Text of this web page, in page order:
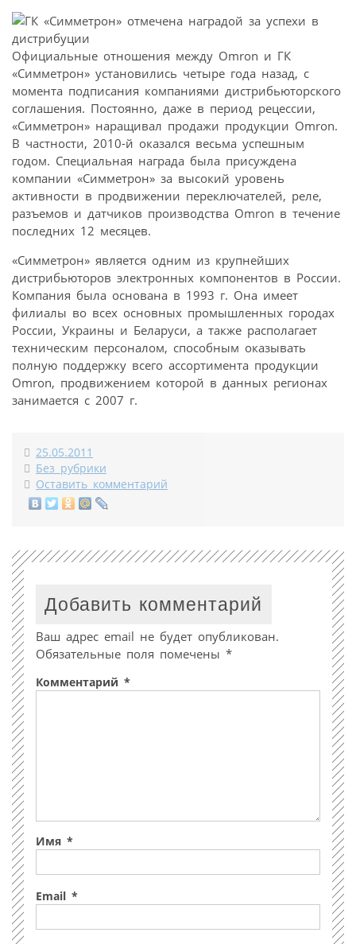
Официальные отношения между Omron и ГК
«Симметрон» установились четыре года назад, с
момента подписания компаниями дистрибьюторского
соглашения. Постоянно, даже в период рецессии,
«Симметрон» наращивал продажи продукции Omron.
В частности, 2010-й оказался весьма успешным
годом. Специальная награда была присуждена
компании «Симметрон» за высокий уровень
активности в продвижении переключателей, реле,
разъемов и датчиков производства Omron в течение
последних 12 месяцев.
«Симметрон» является одним из крупнейших
дистрибьюторов электронных компонентов в России.
Компания была основана в 1993 г. Она имеет
филиалы во всех основных промышленных городах
России, Украины и Беларуси, а также располагает
техническим персоналом, способным оказывать
полную поддержку всего ассортимента продукции
Omron, продвижением которой в данных регионах
занимается с 2007 г.
25.05.2011
Без рубрики
Оставить комментарий
Добавить комментарий
Ваш адрес email не будет опубликован.
Обязательные поля помечены *
Комментарий *
Имя *
Email *